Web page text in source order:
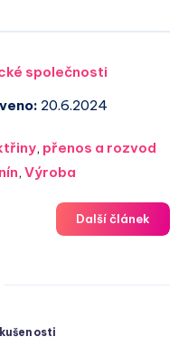
společnosti
20.6.2024
, přenos a rozvod
, Výroba
Další článek